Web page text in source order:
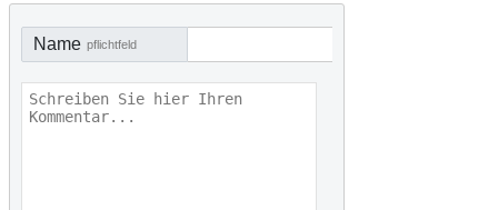
Name pflichtfeld